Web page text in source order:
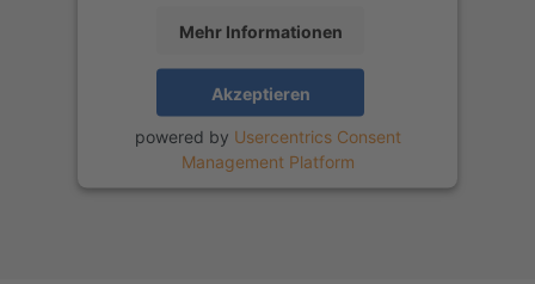
Mehr Informationen
Akzeptieren
powered by Usercentrics Consent
Management Platform